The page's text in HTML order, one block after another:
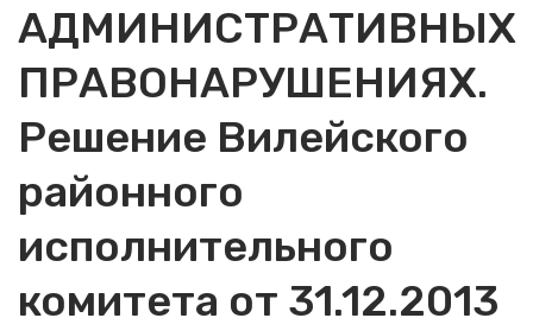
АДМИНИСТРАТИВНЫХ
ПРАВОНАРУШЕНИЯХ.
Решение Вилейского
районного
исполнительного
комитета от 31.12.2013